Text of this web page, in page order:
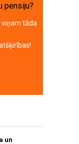
pensiju?
viņam tāda
un